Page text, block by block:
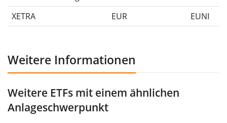
XETRA
EUR EUNI
Weitere Informationen
Weitere ETFs mit einem ähnlichen
Anlageschwerpunkt